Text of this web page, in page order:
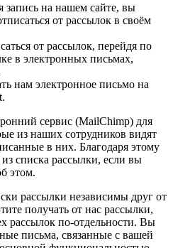
запись на нашем сайте, вы
от рассылок в своём
от рассылок, перейдя по
в электронных письмах,
нам электронное письмо на
сервис (MailChimp) для
из наших сотрудников видят
в них. Благодаря этому
списка рассылки, если вы
этом.
рассылки независимы друг от
получать от нас рассылки,
рассылок по-отдельности. Вы
письма, связанные с вашей